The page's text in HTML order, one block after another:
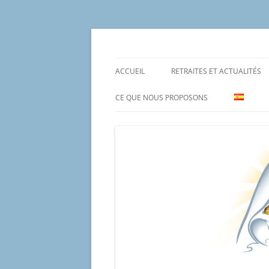
Aller
ACCUEIL RETRAITES ET ACTUALITÉS
CE QUE NOUS PROPOSONS